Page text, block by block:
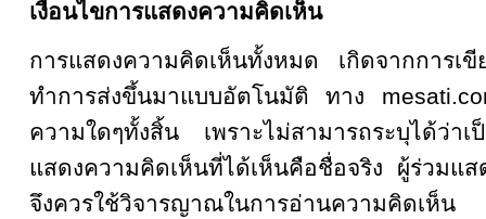
เงื่อนไขการแสดงความคิดเห็น
การแสดงความคิดเห็นทั้งหมด เกิดจากการเ
ทำการส่งขึ้นมาแบบอัตโนมัติ ทาง
ความใดๆทั้งสิ้น เพราะไม่สามารถระบุได้ว่า
แสดงความคิดเห็นที่ได้เห็นคือชื่อจริง ผู้ร่วมแ
จึงควรใช้วิจารญาณในการอ่านความคิดเ